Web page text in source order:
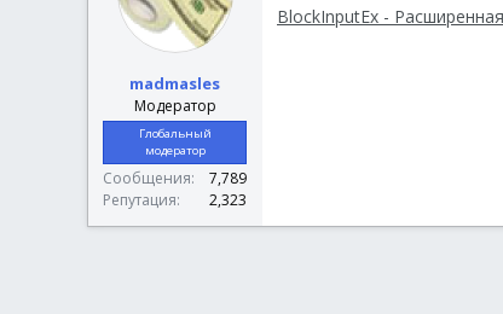
madmasles
Модератор
Глобальный
модератор
Сообщения
7,789
Репутация
2,323
BlockInputEx -